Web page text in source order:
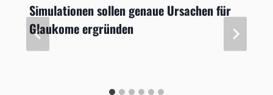
Simulationen sollen genaue Ursachen für
Glaukome ergründen